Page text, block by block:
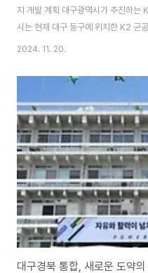
지 개발 계획 대구광역시가 추진하는
시는 현재 대구 동구에 위치한 K2 군
과 의성군으로 통합 이전하는 계획을
호소해왔다"며 "군 공항과 민간 공항
역 발전을 동시에 달성하고자 한다"
방식으로 진행된다. 대구시가 신공항
기존 군공항 부지를 양여받아 개발
으로 2030년 개항을 목표로 하..
2024. 11. 20.
대구경북 통합, 새로운 도약